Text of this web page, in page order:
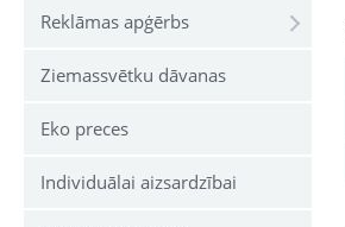
Reklāmas apģērbs
Ziemassvētku dāvanas
Eko preces
Individuālai aizsardzībai